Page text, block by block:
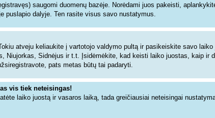
saugomi duomenų bazėje. Norėdami juos pakeisti,
puslapio dalyje. Ten rasite visus savo nustatymus.
atveju keliaukite į vartotojo valdymo pultą ir pasikeiskite savo
Niujorkas, Sidnėjus ir t.t. Įsidėmėkite, kad keisti laiko juostas, kaip ir
pats metas būtų tai padaryti.
vis tiek neteisingas!
laiko juostą ir vasaros laiką, tada greičiausiai neteisingai